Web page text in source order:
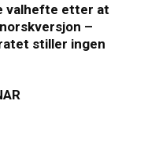
valhefte etter at
–
stiller ingen